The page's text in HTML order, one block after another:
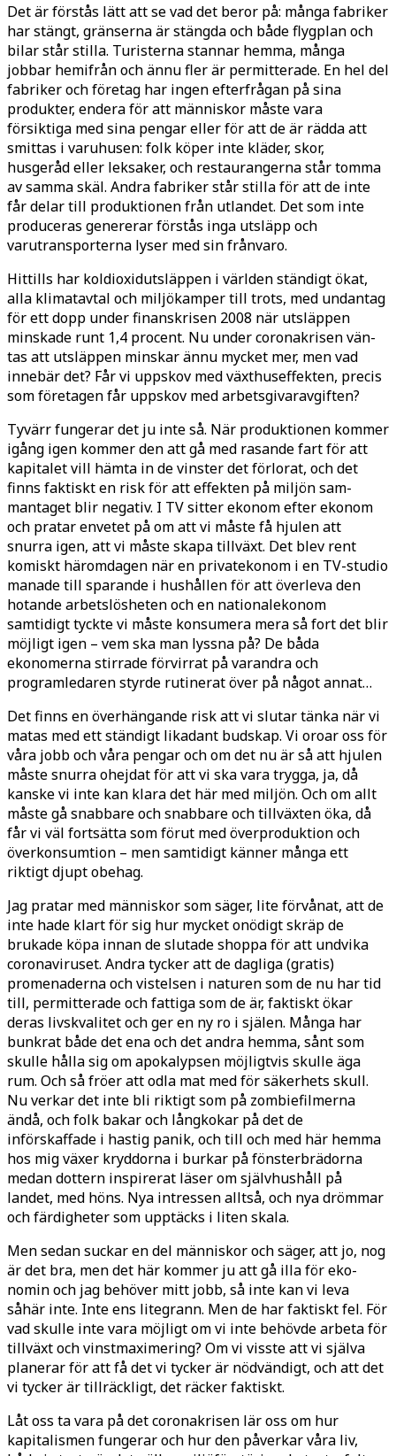
Det är förstås lätt att se vad det be­ror på: många fabriker
har stängt, gränserna är stängda och både flygplan och
bilar står stilla. Turisterna stan­nar hemma, många
jobbar hemifrån och ännu fler är permitterade. En hel del
fabriker och företag har ingen ef­terfrågan på sina
produkter, endera för att människor måste vara
försiktiga med sina pengar eller för att de är räd­da att
smittas i varuhusen: folk köper inte kläder, skor,
husgeråd eller leksa­ker, och restaurangerna står tomma
av samma skäl. Andra fabriker står stilla för att de inte
får delar till produktio­nen från utlandet. Det som inte
pro­duceras genererar förstås inga utsläpp och
varutransporterna lyser med sin frånvaro.
Hittills har koldioxidutsläppen i världen ständigt ökat,
alla klimatavtal och miljökamper till trots, med un­dantag
för ett dopp under finanskrisen 2008 när utsläppen
minskade runt 1,4 procent. Nu under coronakrisen vän­
tas att utsläppen minskar ännu mycket mer, men vad
innebär det? Får vi upp­skov med växthuseffekten, precis
som företagen får uppskov med arbetsgi­varavgiften?
Tyvärr fungerar det ju inte så. När produktionen kommer
igång igen kommer den att gå med rasande fart för att
kapitalet vill hämta in de vin­ster det förlorat, och det
finns faktiskt en risk för att effekten på miljön sam­
mantaget blir negativ. I TV sitter eko­nom efter ekonom
och pratar envetet på om att vi måste få hjulen att
snurra igen, att vi måste skapa tillväxt. Det blev rent
komiskt häromdagen när en privatekonom i en TV-studio
manade till sparande i hushållen för att över­leva den
hotande arbetslösheten och en nationalekonom
samtidigt tyckte vi måste konsumera mera så fort det blir
möjligt igen – vem ska man lyssna på? De båda
ekonomerna stirrade förvir­rat på varandra och
programledaren styrde rutinerat över på något annat…
Det finns en överhängande risk att vi slutar tänka när vi
matas med ett stän­digt likadant budskap. Vi oroar oss för
våra jobb och våra pengar och om det nu är så att hjulen
måste snurra ohej­dat för att vi ska vara trygga, ja, då
kanske vi inte kan klara det här med miljön. Och om allt
måste gå snab­bare och snabbare och tillväxten öka, då
får vi väl fortsätta som förut med överproduktion och
överkonsumtion – men samtidigt känner många ett
riktigt djupt obehag.
Jag pratar med människor som sä­ger, lite förvånat, att de
inte hade klart för sig hur mycket onödigt skräp de
brukade köpa innan de slutade shoppa för att undvika
coronaviruset. Andra tycker att de dagliga (gratis)
promena­derna och vistelsen i naturen som de nu har tid
till, permitterade och fattiga som de är, faktiskt ökar
deras livskva­litet och ger en ny ro i själen. Många har
bunkrat både det ena och det an­dra hemma, sånt som
skulle hålla sig om apokalypsen möjligtvis skulle äga
rum. Och så fröer att odla mat med för säkerhets skull.
Nu verkar det inte bli riktigt som på zombiefilmerna
ändå, och folk bakar och långkokar på det de
införskaffade i hastig panik, och till och med här hemma
hos mig växer kryddorna i burkar på fönsterbrädor­na
medan dottern inspirerat läser om självhushåll på
landet, med höns. Nya intressen alltså, och nya drömmar
och färdigheter som upptäcks i liten skala.
Men sedan suckar en del människor och säger, att jo, nog
är det bra, men det här kommer ju att gå illa för eko­
nomin och jag behöver mitt jobb, så inte kan vi leva
såhär inte. Inte ens li­tegrann. Men de har faktiskt fel. För
vad skulle inte vara möjligt om vi inte behövde arbeta för
tillväxt och vinst­maximering? Om vi visste att vi själva
planerar för att få det vi tycker är nöd­vändigt, och att det
vi tycker är till­räckligt, det räcker faktiskt.
Låt oss ta vara på det coronakrisen lär oss om hur
kapitalismen fungerar och hur den påverkar våra liv,